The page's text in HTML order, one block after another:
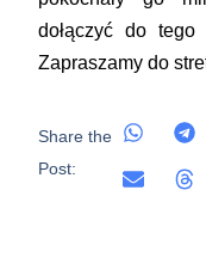
dołączyć do
Zapraszamy do
Share the
Post: